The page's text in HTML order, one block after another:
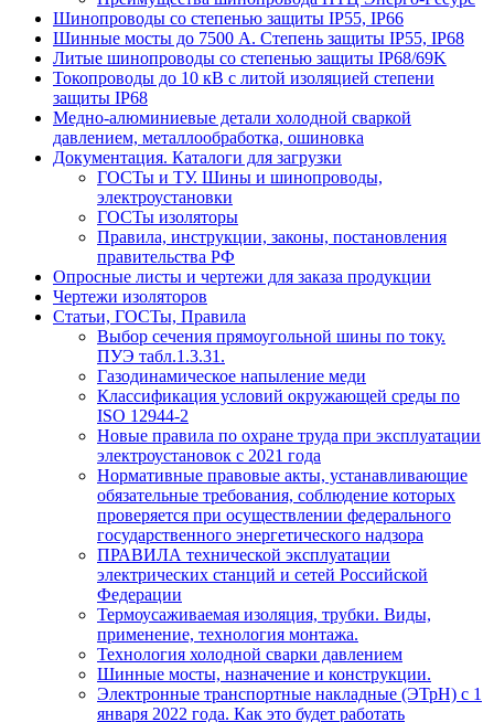
Шинопроводы со степенью защиты IP55, IP66
Шинные мосты до 7500 А. Степень защиты IP55, IP68
Литые шинопроводы со степенью защиты IP68/69K
Токопроводы до 10 кВ с литой изоляцией степени
защиты IP68
Медно-алюминиевые детали холодной сваркой
давлением, металлообработка, ошиновка
Документация. Каталоги для загрузки
ГОСТы и ТУ. Шины и шинопроводы,
электроустановки
ГОСТы изоляторы
Правила, инструкции, законы, постановления
правительства РФ
Опросные листы и чертежи для заказа продукции
Чертежи изоляторов
Статьи, ГОСТы, Правила
Выбор сечения прямоугольной шины по току.
ПУЭ табл.1.3.31.
Газодинамическое напыление меди
Классификация условий окружающей среды по
ISO 12944-2
Новые правила по охране труда при эксплуатации
электроустановок с 2021 года
Нормативные правовые акты, устанавливающие
обязательные требования, соблюдение которых
проверяется при осуществлении федерального
государственного энергетического надзора
ПРАВИЛА технической эксплуатации
электрических станций и сетей Российской
Федерации
Термоусаживаемая изоляция, трубки. Виды,
применение, технология монтажа.
Технология холодной сварки давлением
Шинные мосты, назначение и конструкции.
Электронные транспортные накладные (ЭТрН) с 1
января 2022 года. Как это будет работать